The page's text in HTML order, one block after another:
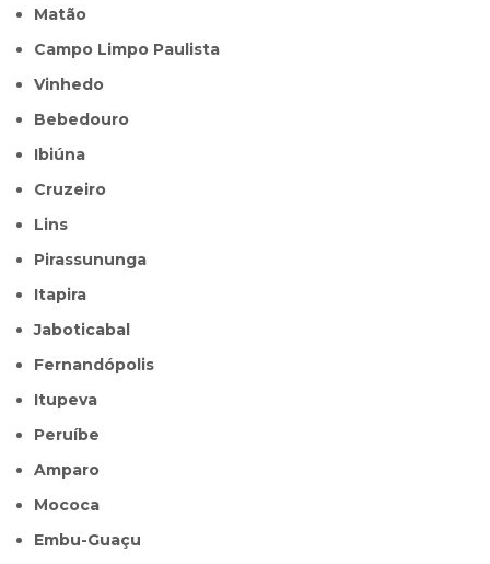
Matão
Campo Limpo Paulista
Vinhedo
Bebedouro
Ibiúna
Cruzeiro
Lins
Pirassununga
Itapira
Jaboticabal
Fernandópolis
Itupeva
Peruíbe
Amparo
Mococa
Embu-Guaçu